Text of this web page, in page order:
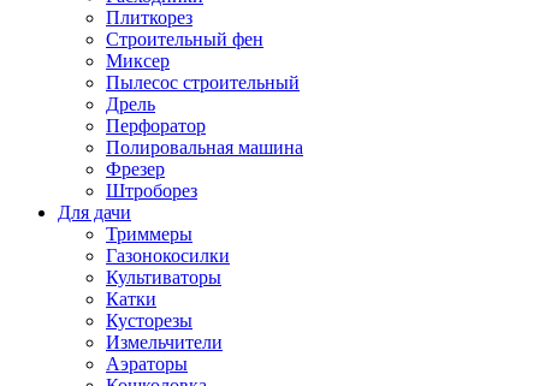
Плиткорез
Строительный фен
Миксер
Пылесос строительный
Дрель
Перфоратор
Полировальная машина
Фрезер
Штроборез
Для дачи
Триммеры
Газонокосилки
Культиваторы
Катки
Кусторезы
Измельчители
Аэраторы